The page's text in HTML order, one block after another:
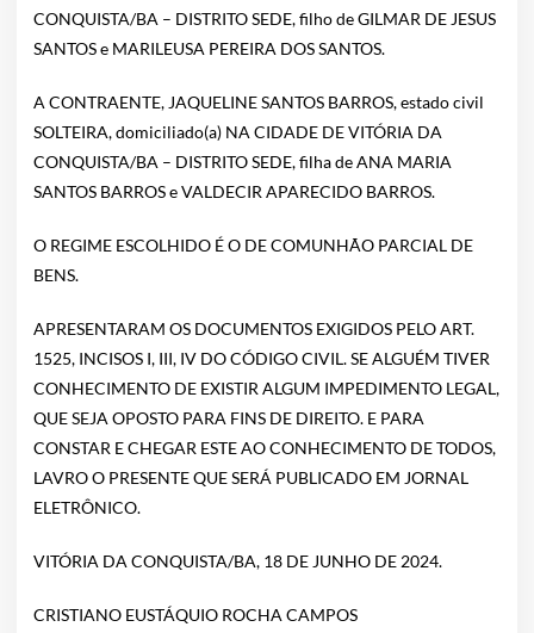
CONQUISTA/BA – DISTRITO SEDE, filho de GILMAR DE JESUS
SANTOS e MARILEUSA PEREIRA DOS SANTOS.
A CONTRAENTE, JAQUELINE SANTOS BARROS, estado civil
SOLTEIRA, domiciliado(a) NA CIDADE DE VITÓRIA DA
CONQUISTA/BA – DISTRITO SEDE, filha de ANA MARIA
SANTOS BARROS e VALDECIR APARECIDO BARROS.
O REGIME ESCOLHIDO É O DE COMUNHÃO PARCIAL DE
BENS.
APRESENTARAM OS DOCUMENTOS EXIGIDOS PELO ART.
1525, INCISOS I, III, IV DO CÓDIGO CIVIL. SE ALGUÉM TIVER
CONHECIMENTO DE EXISTIR ALGUM IMPEDIMENTO LEGAL,
QUE SEJA OPOSTO PARA FINS DE DIREITO. E PARA
CONSTAR E CHEGAR ESTE AO CONHECIMENTO DE TODOS,
LAVRO O PRESENTE QUE SERÁ PUBLICADO EM JORNAL
ELETRÔNICO.
VITÓRIA DA CONQUISTA/BA, 18 DE JUNHO DE 2024.
CRISTIANO EUSTÁQUIO ROCHA CAMPOS